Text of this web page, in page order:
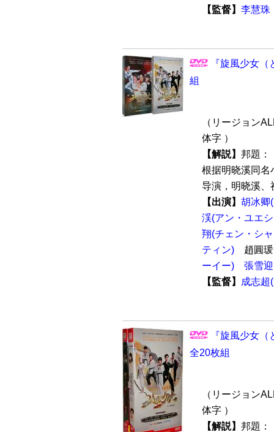
【監督】 李慧珠
『旋風少女
組
（リージョン
体字 ）
【解説】 邦題：
根据明晓溪同名
导演，明晓溪、
【出演】 胡冰卿
渓(アン・ユエ
翔(チェン・シ
ティン) 趙圓
ーイー)
張雪
【監督】
成志超
『旋風少女
全20枚組
（リージョン
体字 ）
【解説】 邦題：